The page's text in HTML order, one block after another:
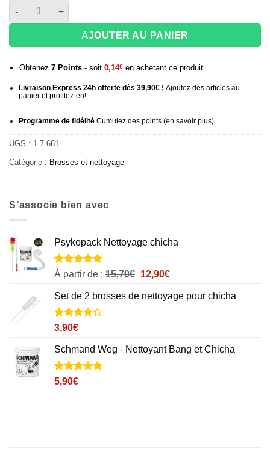
quantité de Brosse de nettoyage pour foyer AO Hookah
AJOUTER AU PANIER
Obtenez 7Points- soit 0,14€ en achetant ce produit
Livraison Express 24h offerte dès 39,90€ ! Ajoutez des articles au
panier et profitez-en!
Programme de fidélitéCumulez des points (en savoir plus)
UGS : 1.7.661
Catégorie : Brosses et nettoyage
S’associe bien avec
Psykopack Nettoyage chicha
Noté4.8
sur 5 basé
sur
22
notations
client
À partir de : 15,70€ Le
initial
12,90€Le
actuel
Set de 2 brosses de nettoyage pour chicha
Noté4.3
sur 5
basé sur
6
notations
client
3,90€
Schmand Weg - Nettoyant Bang et Chicha
Noté4.8
sur 5 basé
37
5,90€